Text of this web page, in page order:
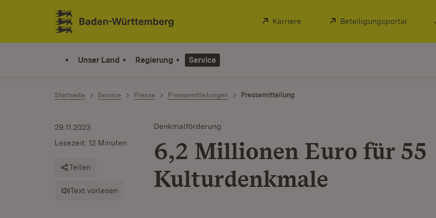
Zum Inhalt springen
Link zur Startseite
Extern:
Karriere (Öffnet in neuem Fenster)
Extern:
Beteiligungsportal
Unser Land Regierung Service
Startseite Service Presse Pressemitteilungen Pressemitteilung
Denkmalförderung
6,2 Millionen Euro für 55
Kulturdenkmale
29.11.2023
Lesezeit: 12 Minuten
Teilen
Text vorlesen